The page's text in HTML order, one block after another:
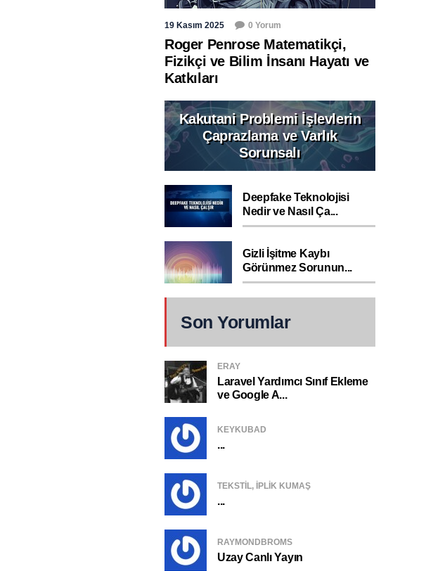
19 Kasım 2025 0 Yorum
Roger Penrose Matematikçi,
Fizikçi ve Bilim İnsanı Hayatı ve
Katkıları
Kakutani Problemi İşlevlerin
Çaprazlama ve Varlık
Sorunsalı
Deepfake Teknolojisi
Nedir ve Nasıl Ça...
Gizli İşitme Kaybı
Görünmez Sorunun...
Son Yorumlar
ERAY
Laravel Yardımcı Sınıf Ekleme
ve Google A...
KEYKUBAD
...
TEKSTIL, IPLIK KUMAŞ
...
RAYMONDBROMS
Uzay Canlı Yayın